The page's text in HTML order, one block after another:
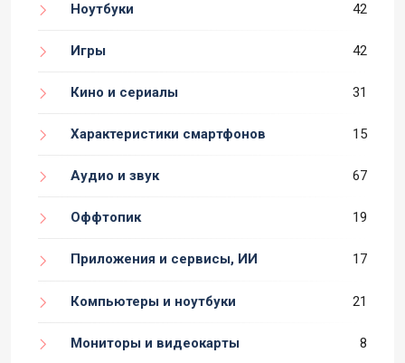
Ноутбуки 42
Игры 42
Кино и сериалы 31
Характеристики смартфонов 15
Аудио и звук 67
Оффтопик 19
Приложения и сервисы, ИИ 17
Компьютеры и ноутбуки 21
Мониторы и видеокарты 8